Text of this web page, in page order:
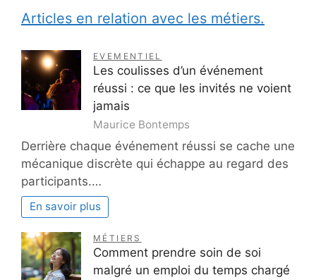
Articles en relation avec les métiers.
EVEMENTIEL
Les coulisses d’un événement
réussi : ce que les invités ne voient
jamais
Maurice Bontemps
Derrière chaque événement réussi se cache une
mécanique discrète qui échappe au regard des
participants.…
En savoir plus
MÉTIERS
Comment prendre soin de soi
malgré un emploi du temps chargé